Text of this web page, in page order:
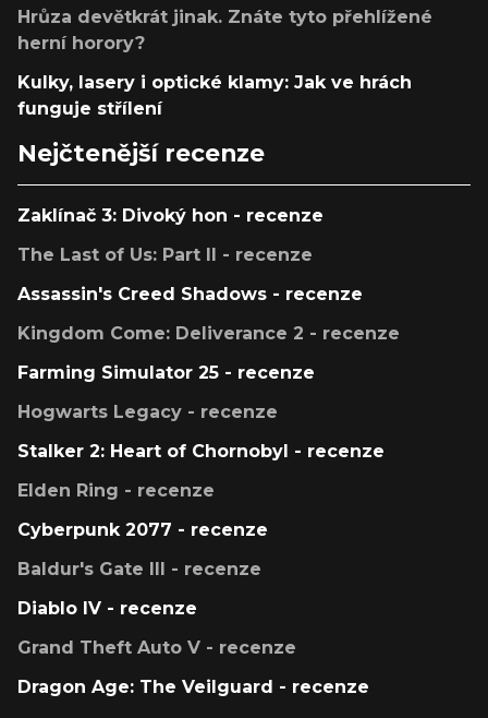
Hrůza devětkrát jinak. Znáte tyto přehlížené
herní horory?
Kulky, lasery i optické klamy: Jak ve hrách
funguje střílení
Nejčtenější recenze
Zaklínač 3: Divoký hon - recenze
The Last of Us: Part II - recenze
Assassin's Creed Shadows - recenze
Kingdom Come: Deliverance 2 - recenze
Farming Simulator 25 - recenze
Hogwarts Legacy - recenze
Stalker 2: Heart of Chornobyl - recenze
Elden Ring - recenze
Cyberpunk 2077 - recenze
Baldur's Gate III - recenze
Diablo IV - recenze
Grand Theft Auto V - recenze
Dragon Age: The Veilguard - recenze